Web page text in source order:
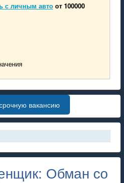
с личным авто от 100000
вакансию
специальности за первый
доступно в Play Market
Обман со